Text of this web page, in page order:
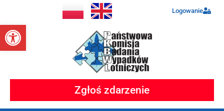
Otwórz pasek narzędzi
Logowanie
Zgłoś zdarzenie